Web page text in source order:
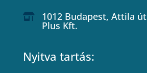
 1012 Budapest, Attila
Plus Kft.
Nyitva tartás: